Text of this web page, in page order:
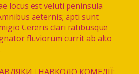
locus est veluti peninsula
aeternis; apti sunt
Cereris clari ratibusque
fluviorum currit ab alto
І НАВКОЛО КОМЕДІЇ: